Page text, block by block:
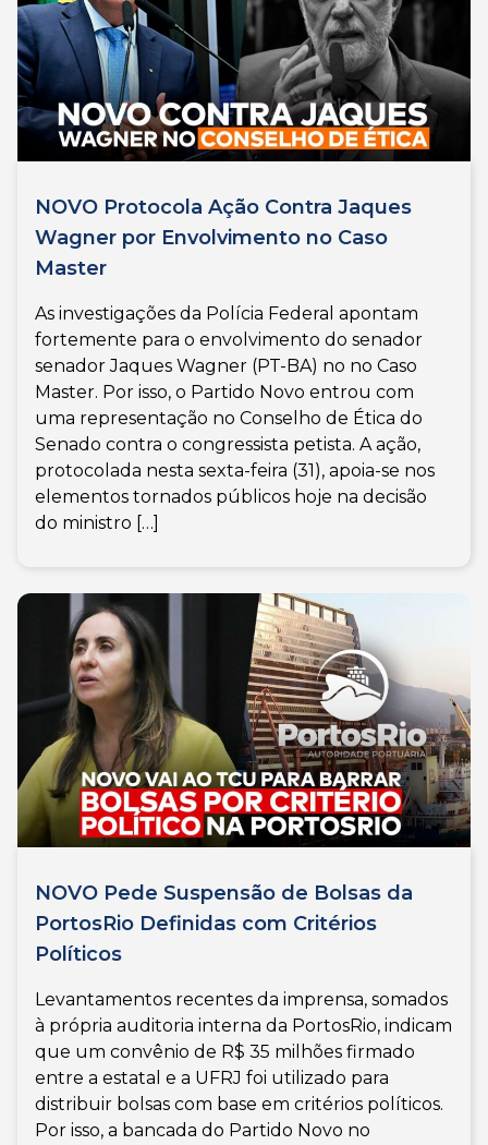
NOVO Protocola Ação Contra Jaques
Wagner por Envolvimento no Caso
Master
As investigações da Polícia Federal apontam
fortemente para o envolvimento do senador
senador Jaques Wagner (PT-BA) no no Caso
Master. Por isso, o Partido Novo entrou com
uma representação no Conselho de Ética do
Senado contra o congressista petista. A ação,
protocolada nesta sexta-feira (31), apoia-se nos
elementos tornados públicos hoje na decisão
do ministro […]
NOVO Pede Suspensão de Bolsas da
PortosRio Definidas com Critérios
Políticos
Levantamentos recentes da imprensa, somados
à própria auditoria interna da PortosRio, indicam
que um convênio de R$ 35 milhões firmado
entre a estatal e a UFRJ foi utilizado para
distribuir bolsas com base em critérios políticos.
Por isso, a bancada do Partido Novo no